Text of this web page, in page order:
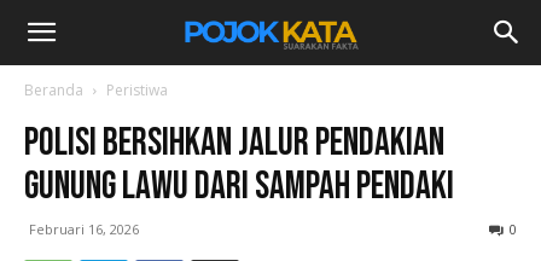
Beranda Peristiwa
Polisi Bersihkan Jalur Pendakian
Gunung Lawu dari Sampah Pendaki
Februari 16, 2026 0